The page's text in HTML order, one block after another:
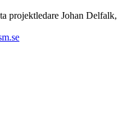
projektledare Johan Delfalk,